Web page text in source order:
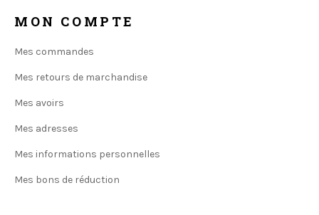
MON COMPTE
Mes commandes
Mes retours de marchandise
Mes avoirs
Mes adresses
Mes informations personnelles
Mes bons de réduction